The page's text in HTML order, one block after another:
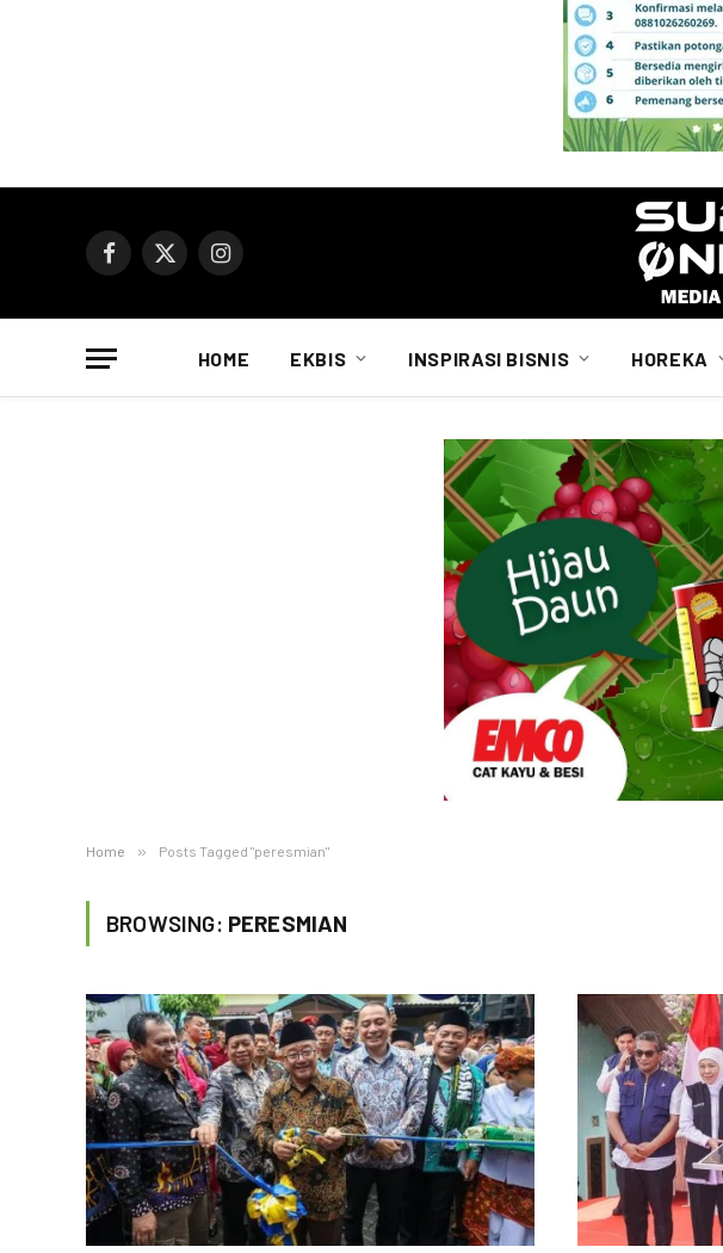
Facebook
X
Instagram
HOME EKBIS INSPIRASI BISNIS HOREKA
Home » Posts Tagged "peresmian"
BROWSING: PERESMIAN